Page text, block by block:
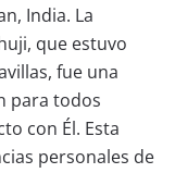
India. La
que estuvo
fue una
para todos
con Él. Esta
personales de